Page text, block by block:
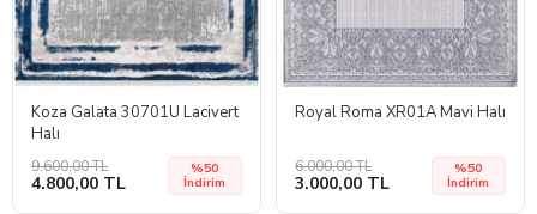
Koza Galata 30701U Lacivert
Halı
9.600,00 TL
4.800,00 TL
%50
İndirim
Royal Roma XR01A Mavi Halı
6.000,00 TL
3.000,00 TL
%50
İndirim